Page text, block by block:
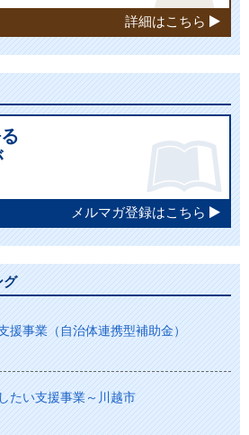
詳細はこちら
メルマガ登録はこちら
グ
援事業（自治体連携型補助金）
たい支援事業～川越市